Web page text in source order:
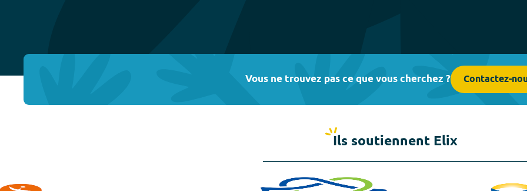
Vous ne trouvez pas ce que vous cherchez ? Contactez-
Ils soutiennent Elix